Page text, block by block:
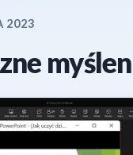
2023